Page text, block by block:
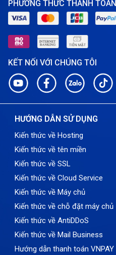
PHƯƠNG THỨC THANH TOÁN
KẾT NỐI VỚI CHÚNG TÔI
HƯỚNG DẪN SỬ DỤNG
Kiến thức về Hosting
Kiến thức về tên miền
Kiến thức về SSL
Kiến thức về Cloud Service
Kiến thức về Máy chủ
Kiến thức về chỗ đặt máy chủ
Kiến thức về AntiDDoS
Kiến thức về Mail Business
Hướng dẫn thanh toán VNPAY